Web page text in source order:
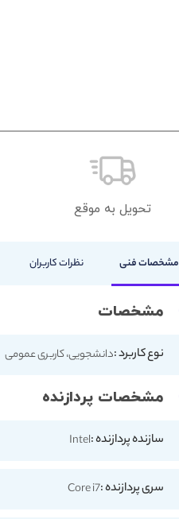
تحویل به موقع
مشخصات فنی نظرات کاربران
مشخصات
نوع کاربرد :دانشجویی، کاربری عمومی
مشخصات پردازنده
سازنده پردازنده :Intel
سری پردازنده :Core i7